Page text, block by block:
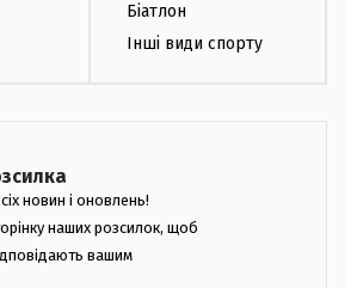
Біатлон
Інші види спорту
новин і оновлень!
наших розсилок, щоб
вашим